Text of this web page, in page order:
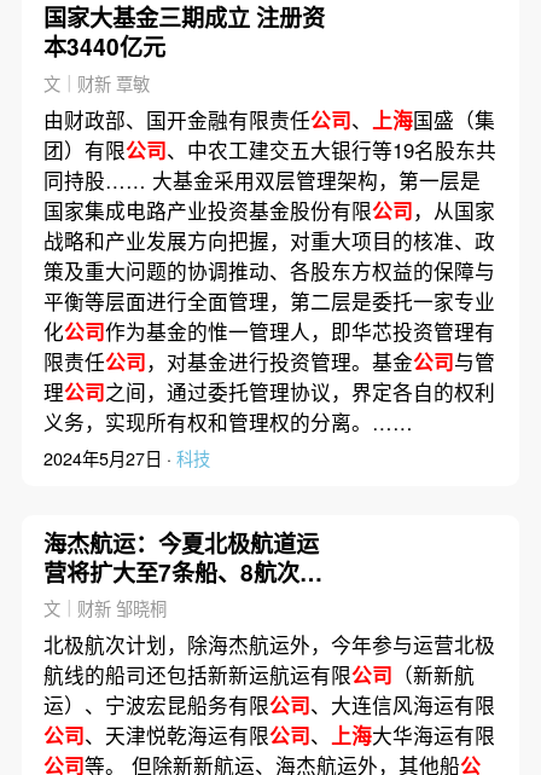
国家大基金三期成立 注册资
本3440亿元
文｜财新 覃敏
由财政部、国开金融有限责任公司、 上海国盛（集
团）有限公司、中农工建交五大银行等19名股东共
同持股…… 大基金采用双层管理架构，第一层是
国家集成电路产业投资基金股份有限公司，从国家
战略和产业发展方向把握，对重大项目的核准、政
策及重大问题的协调推动、各股东方权益的保障与
平衡等层面进行全面管理，第二层是委托一家专业
化公司作为基金的惟一管理人，即华芯投资管理有
限责任公司，对基金进行投资管理。基金公司与管
理公司之间，通过委托管理协议，界定各自的权利
义务，实现所有权和管理权的分离。……
2024年5月27日 · 科技
海杰航运：今夏北极航道运
营将扩大至7条船、8航次｜
出海·物流
文｜财新 邹晓桐
北极航次计划，除海杰航运外，今年参与运营北极
航线的船司还包括新新运航运有限公司 （新新航
运）、宁波宏昆船务有限公司、大连信风海运有限
公司、天津悦乾海运有限公司、 上海大华海运有限
公司等。 但除新新航运、海杰航运外，其他船公